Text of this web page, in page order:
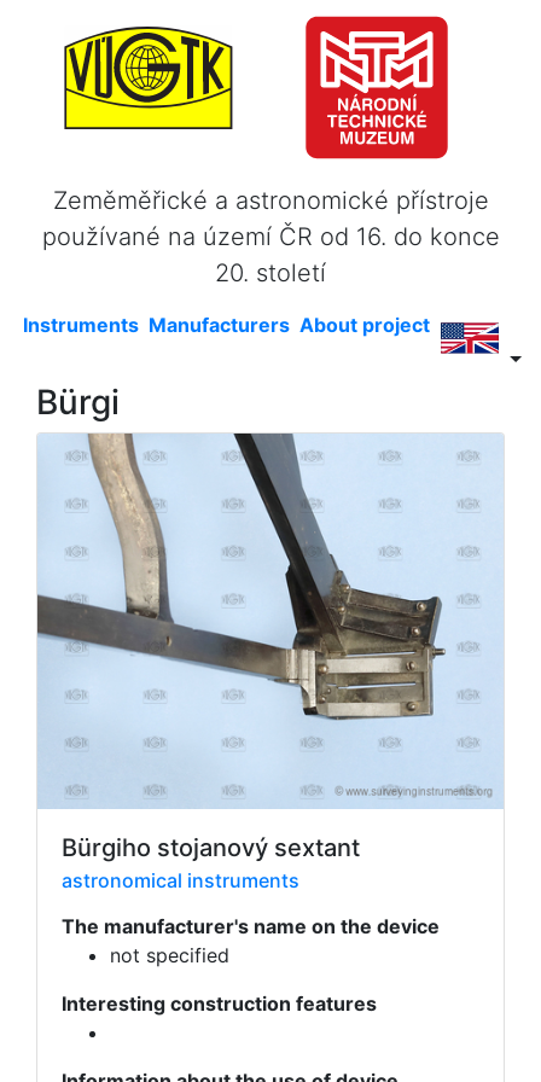
Zeměměřické a astronomické přístroje
používané na území ČR od 16. do konce
20. století
Instruments Manufacturers About project
Bürgi
Bürgiho stojanový sextant
astronomical instruments
The manufacturer's name on the device
not specified
Interesting construction features